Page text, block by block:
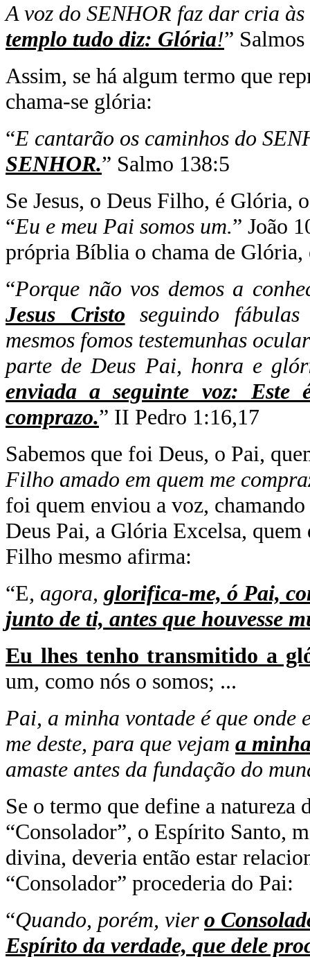
A voz do SENHOR faz dar cria
templo tudo diz: Glória!”
Assim, se há algum termo que
chama-se glória:
“E cantarão os caminhos do
SENHOR.” Salmo 138:5
Se Jesus, o Deus Filho, é Glória,
“Eu e meu Pai somos um.” João
própria Bíblia o chama de
“Porque não vos demos a
Jesus Cristo seguindo fábulas
mesmos fomos testemunhas
parte de Deus Pai, honra e
enviada a seguinte voz:
comprazo.” II Pedro 1:16,17
Sabemos que foi Deus, o Pai,
Filho amado em quem me
foi quem enviou a voz,
Deus Pai, a Glória Excelsa,
Filho mesmo afirma:
“E, agora, glorifica-me, ó Pai,
junto de ti, antes que houvesse
Eu lhes tenho transmitido a
um, como nós o somos; ...
Pai, a minha vontade é que onde
me deste, para que vejam a
amaste antes da fundação do
Se o termo que define a
“Consolador”, o Espírito Santo,
divina, deveria então estar
“Consolador” procederia do Pai:
“Quando, porém, viero
Espírito da verdade, que dele